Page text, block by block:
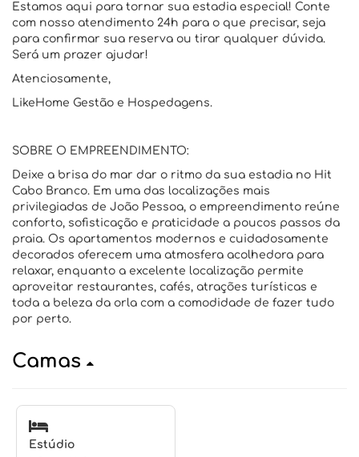
Estamos aqui para tornar sua estadia especial! Conte
com nosso atendimento 24h para o que precisar, seja
para confirmar sua reserva ou tirar qualquer dúvida.
Será um prazer ajudar!
Atenciosamente,
LikeHome Gestão e Hospedagens.
SOBRE O EMPREENDIMENTO:
Deixe a brisa do mar dar o ritmo da sua estadia no Hit
Cabo Branco. Em uma das localizações mais
privilegiadas de João Pessoa, o empreendimento reúne
conforto, sofisticação e praticidade a poucos passos da
praia. Os apartamentos modernos e cuidadosamente
decorados oferecem uma atmosfera acolhedora para
relaxar, enquanto a excelente localização permite
aproveitar restaurantes, cafés, atrações turísticas e
toda a beleza da orla com a comodidade de fazer tudo
por perto.
Camas
Estúdio